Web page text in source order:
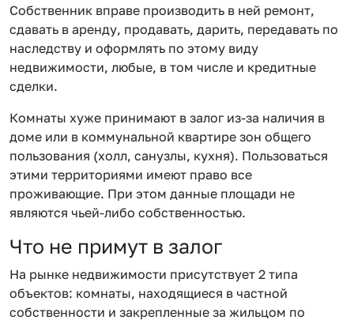
Собственник вправе производить в ней ремонт,
сдавать в аренду, продавать, дарить, передавать по
наследству и оформлять по этому виду
недвижимости, любые, в том числе и кредитные
сделки.
Комнаты хуже принимают в залог из-за наличия в
доме или в коммунальной квартире зон общего
пользования (холл, санузлы, кухня). Пользоваться
этими территориями имеют право все
проживающие. При этом данные площади не
являются чьей-либо собственностью.
Что не примут в залог
На рынке недвижимости присутствует 2 типа
объектов: комнаты, находящиеся в частной
собственности и закрепленные за жильцом по